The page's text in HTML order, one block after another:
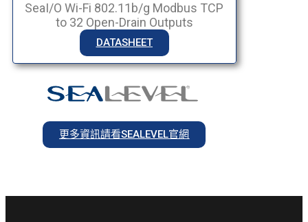
SeaI/O Wi-Fi 802.11b/g Modbus TCP
to 32 Open-Drain Outputs
DATASHEET
更多資訊請看SEALEVEL官網